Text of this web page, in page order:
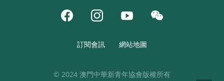
訂閱會訊 網站地圖
© 2024 澳門中華新青年協會版權所有